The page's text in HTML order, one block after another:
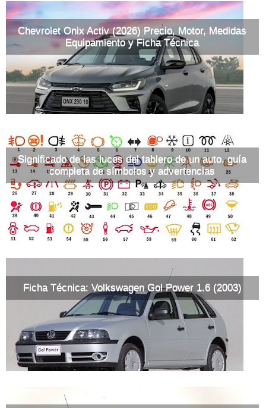
Chevrolet Onix Activ (2026) Precio, Motor, Medidas
Equipamiento y Ficha Técnica
Significado de las luces del tablero de un auto, guía
completa de símbolos y advertencias
Ficha Técnica: Volkswagen Gol Power 1.6 (2003)